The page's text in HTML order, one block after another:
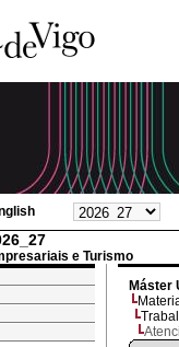
e Turismo
Máster